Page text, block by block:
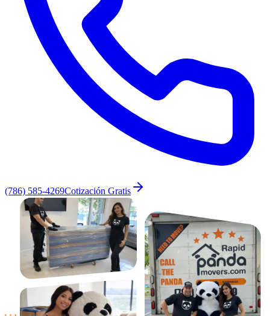
(786) 585-4269Cotización Gratis